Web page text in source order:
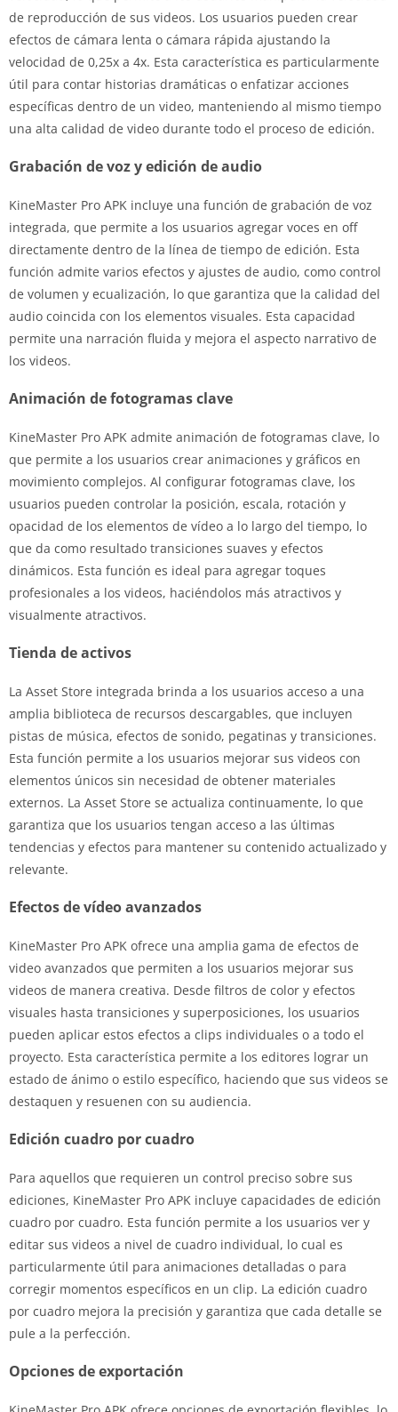
de reproducción de sus videos. Los usuarios pueden crear
efectos de cámara lenta o cámara rápida ajustando la
velocidad de 0,25x a 4x. Esta característica es particularmente
útil para contar historias dramáticas o enfatizar acciones
específicas dentro de un video, manteniendo al mismo tiempo
una alta calidad de video durante todo el proceso de edición.
Grabación de voz y edición de audio
KineMaster Pro APK incluye una función de grabación de voz
integrada, que permite a los usuarios agregar voces en off
directamente dentro de la línea de tiempo de edición. Esta
función admite varios efectos y ajustes de audio, como control
de volumen y ecualización, lo que garantiza que la calidad del
audio coincida con los elementos visuales. Esta capacidad
permite una narración fluida y mejora el aspecto narrativo de
los videos.
Animación de fotogramas clave
KineMaster Pro APK admite animación de fotogramas clave, lo
que permite a los usuarios crear animaciones y gráficos en
movimiento complejos. Al configurar fotogramas clave, los
usuarios pueden controlar la posición, escala, rotación y
opacidad de los elementos de vídeo a lo largo del tiempo, lo
que da como resultado transiciones suaves y efectos
dinámicos. Esta función es ideal para agregar toques
profesionales a los videos, haciéndolos más atractivos y
visualmente atractivos.
Tienda de activos
La Asset Store integrada brinda a los usuarios acceso a una
amplia biblioteca de recursos descargables, que incluyen
pistas de música, efectos de sonido, pegatinas y transiciones.
Esta función permite a los usuarios mejorar sus videos con
elementos únicos sin necesidad de obtener materiales
externos. La Asset Store se actualiza continuamente, lo que
garantiza que los usuarios tengan acceso a las últimas
tendencias y efectos para mantener su contenido actualizado y
relevante.
Efectos de vídeo avanzados
KineMaster Pro APK ofrece una amplia gama de efectos de
video avanzados que permiten a los usuarios mejorar sus
videos de manera creativa. Desde filtros de color y efectos
visuales hasta transiciones y superposiciones, los usuarios
pueden aplicar estos efectos a clips individuales o a todo el
proyecto. Esta característica permite a los editores lograr un
estado de ánimo o estilo específico, haciendo que sus videos se
destaquen y resuenen con su audiencia.
Edición cuadro por cuadro
Para aquellos que requieren un control preciso sobre sus
ediciones, KineMaster Pro APK incluye capacidades de edición
cuadro por cuadro. Esta función permite a los usuarios ver y
editar sus videos a nivel de cuadro individual, lo cual es
particularmente útil para animaciones detalladas o para
corregir momentos específicos en un clip. La edición cuadro
por cuadro mejora la precisión y garantiza que cada detalle se
pule a la perfección.
Opciones de exportación